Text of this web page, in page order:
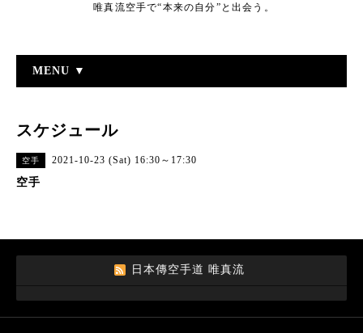
唯真流空手で“本来の自分”と出会う。
MENU ▼
スケジュール
空手 2021-10-23 (Sat) 16:30～17:30
空手
日本傳空手道 唯真流